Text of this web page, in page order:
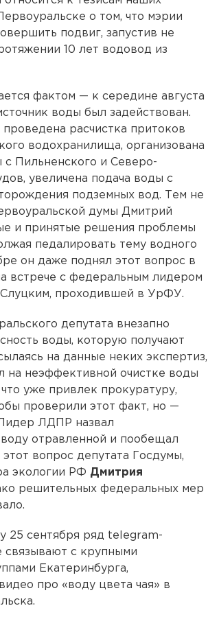
о том, что мэрии
подвиг, запустив не
10 лет водовод из
фактом — к середине августа
воды был задействован.
расчистка притоков
водохранилища, организована
с Пильненского и Северо-
увеличена подача воды с
подземных вод. Тем не
думы Дмитрий
и принятые решения проблемы
педалировать тему водного
он даже поднял этот вопрос в
встрече с федеральным лидером
проходившей в УрФУ.
депутата внезапно
воды, которую получают
на данные неких экспертиз,
на неэффективной очистке воды
уже привлек прокуратуру,
проверили этот факт, но —
ЛДПР назвал
отравленной и пообещал
вопрос депутата Госдумы,
экологии РФ Дмитрия
решительных федеральных мер
25 сентября ряд telegram-
связывают с крупными
Екатеринбурга,
про «воду цвета чая» в